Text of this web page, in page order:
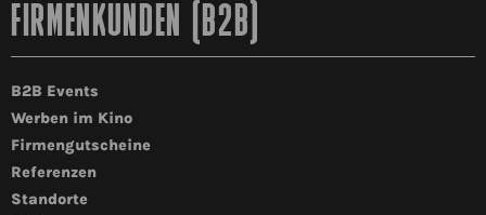
FIRMENKUNDEN (B2B)
B2B Events
Werben im Kino
Firmengutscheine
Referenzen
Standorte